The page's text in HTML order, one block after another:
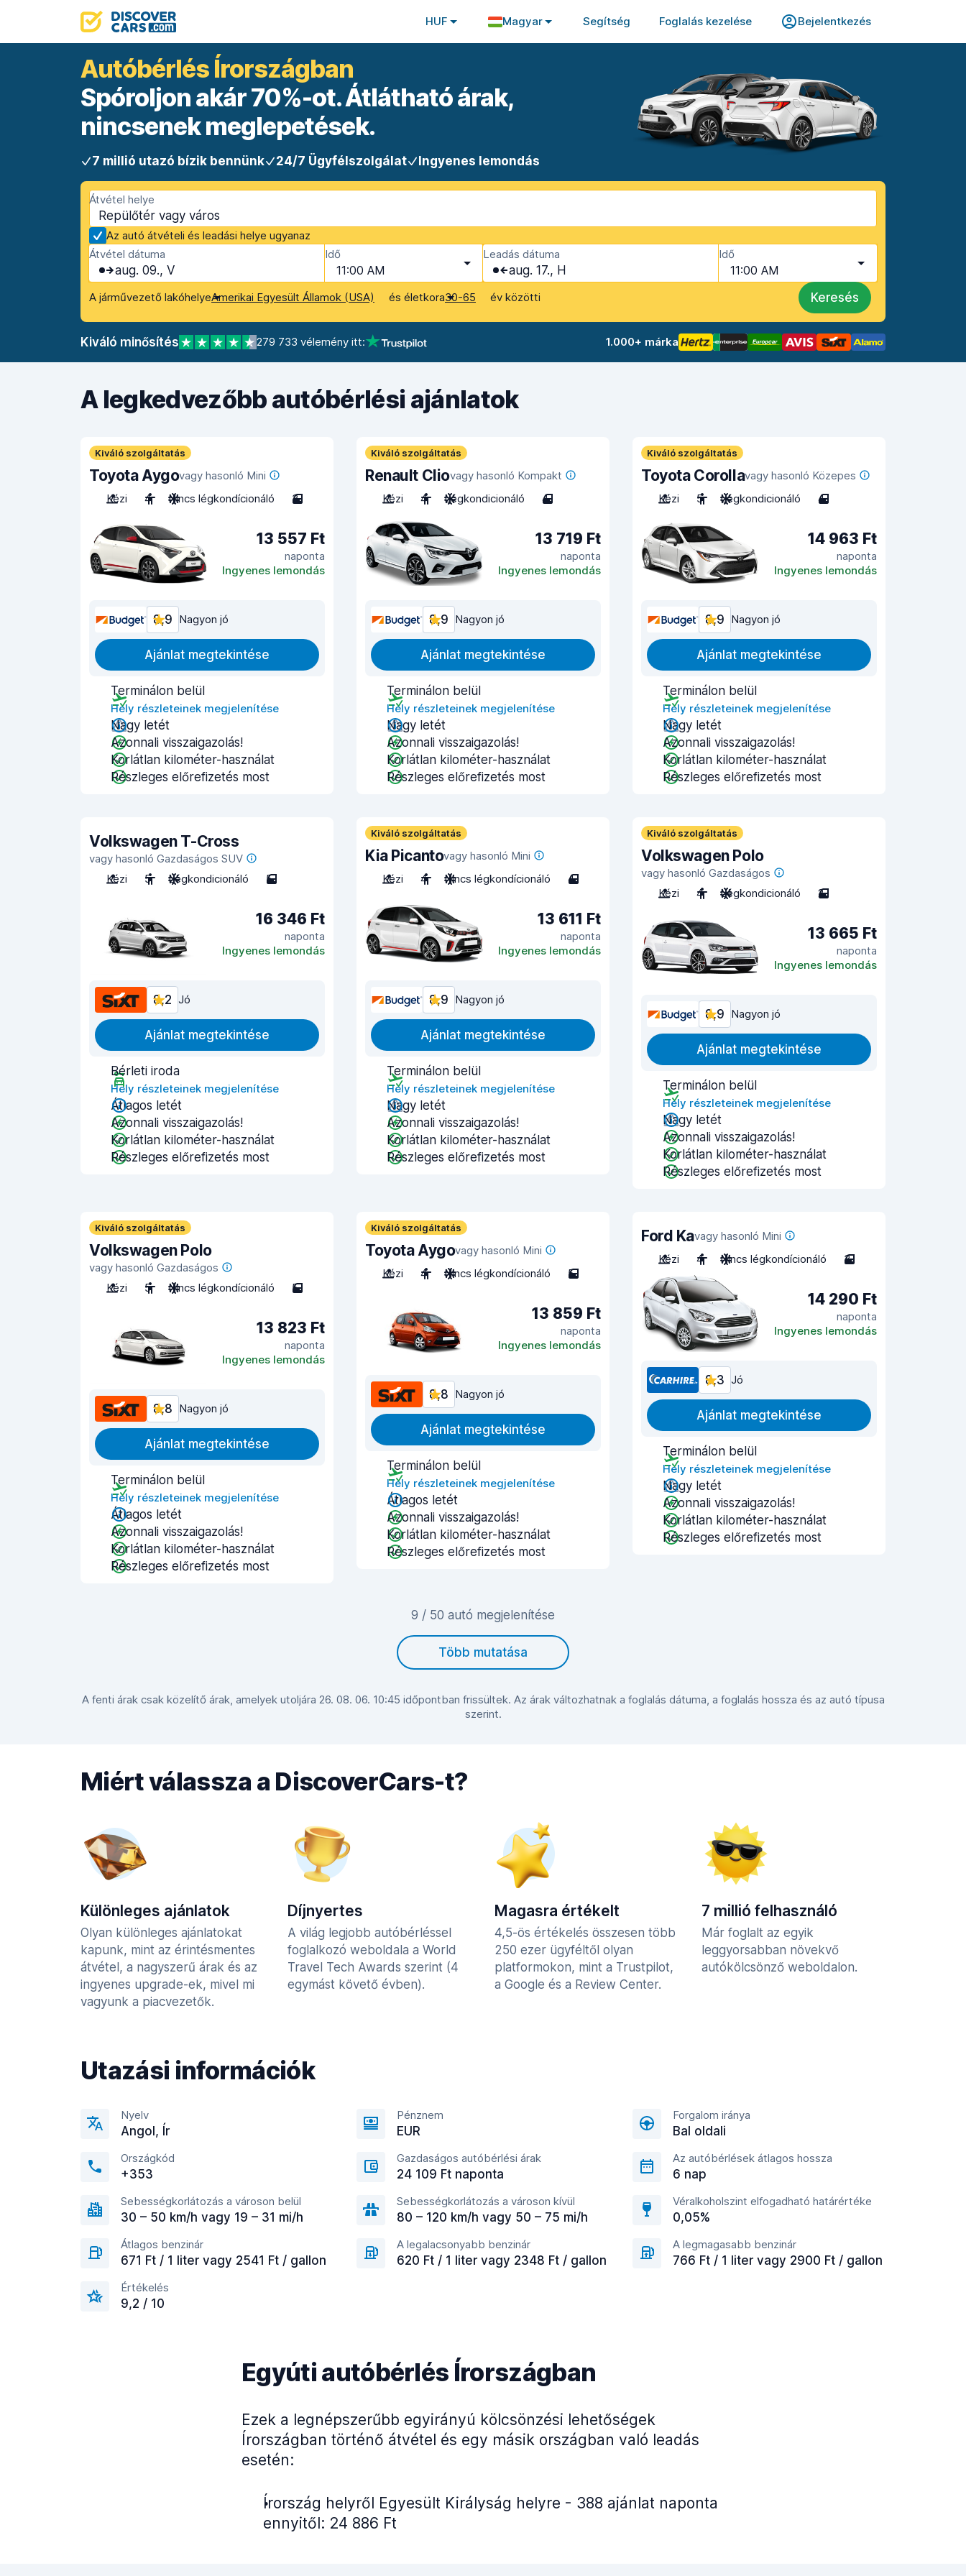
HUF Magyar Segítség Foglalás kezelése Bejelentkezés
Autóbérlés Írországban
Spóroljon akár 70%-ot. Átlátható árak,
nincsenek meglepetések.
7 millió utazó bízik bennünk 24/7 Ügyfélszolgálat Ingyenes lemondás
Átvétel helye
Az autó átvételi és leadási helye ugyanaz
Átvétel dátuma
aug. 09., V
Idő
11:00 AM
Leadás dátuma
aug. 17., H
Idő
11:00 AM
A járművezető lakóhelyeAmerikai Egyesült Államok (USA) és életkora30-65 év közötti Keresés
Kiváló minősítés 279 733 vélemény itt: 1.000+ márka
A legkedvezőbb autóbérlési ajánlatok
Kiváló szolgáltatás
Toyota Aygovagy hasonló Mini
Kézi
4 Nincs légkondícionáló 3
13 557 Ft
naponta
Ingyenes lemondás
8,9 Nagyon jó
Ajánlat megtekintése
Terminálon belül
Hely részleteinek megjelenítése
Nagy letét
Azonnali visszaigazolás!
Korlátlan kilométer-használat
Részleges előrefizetés most
Kiváló szolgáltatás
Renault Cliovagy hasonló Kompakt
Kézi
4 Légkondicionáló 4
13 719 Ft
naponta
Ingyenes lemondás
8,9 Nagyon jó
Ajánlat megtekintése
Terminálon belül
Hely részleteinek megjelenítése
Nagy letét
Azonnali visszaigazolás!
Korlátlan kilométer-használat
Részleges előrefizetés most
Kiváló szolgáltatás
Toyota Corollavagy hasonló Közepes
Kézi
5 Légkondicionáló 4
14 963 Ft
naponta
Ingyenes lemondás
8,9 Nagyon jó
Ajánlat megtekintése
Terminálon belül
Hely részleteinek megjelenítése
Nagy letét
Azonnali visszaigazolás!
Korlátlan kilométer-használat
Részleges előrefizetés most
Volkswagen T-Cross
vagy hasonló Gazdaságos SUV
Kézi
5 Légkondicionáló 5
16 346 Ft
naponta
Ingyenes lemondás
8,2 Jó
Ajánlat megtekintése
Bérleti iroda
Hely részleteinek megjelenítése
Átlagos letét
Azonnali visszaigazolás!
Korlátlan kilométer-használat
Részleges előrefizetés most
Kiváló szolgáltatás
Kia Picantovagy hasonló Mini
Kézi
4 Nincs légkondícionáló 4
13 611 Ft
naponta
Ingyenes lemondás
8,9 Nagyon jó
Ajánlat megtekintése
Terminálon belül
Hely részleteinek megjelenítése
Nagy letét
Azonnali visszaigazolás!
Korlátlan kilométer-használat
Részleges előrefizetés most
Kiváló szolgáltatás
Volkswagen Polo
vagy hasonló Gazdaságos
Kézi
4 Légkondicionáló 2
13 665 Ft
naponta
Ingyenes lemondás
8,9 Nagyon jó
Ajánlat megtekintése
Terminálon belül
Hely részleteinek megjelenítése
Nagy letét
Azonnali visszaigazolás!
Korlátlan kilométer-használat
Részleges előrefizetés most
Kiváló szolgáltatás
Volkswagen Polo
vagy hasonló Gazdaságos
Kézi
5 Nincs légkondícionáló 5
13 823 Ft
naponta
Ingyenes lemondás
8,8 Nagyon jó
Ajánlat megtekintése
Terminálon belül
Hely részleteinek megjelenítése
Átlagos letét
Azonnali visszaigazolás!
Korlátlan kilométer-használat
Részleges előrefizetés most
Kiváló szolgáltatás
Toyota Aygovagy hasonló Mini
Kézi
4 Nincs légkondícionáló 5
13 859 Ft
naponta
Ingyenes lemondás
8,8 Nagyon jó
Ajánlat megtekintése
Terminálon belül
Hely részleteinek megjelenítése
Átlagos letét
Azonnali visszaigazolás!
Korlátlan kilométer-használat
Részleges előrefizetés most
Ford Kavagy hasonló Mini
Kézi
4 Nincs légkondícionáló 3
14 290 Ft
naponta
Ingyenes lemondás
8,3 Jó
Ajánlat megtekintése
Terminálon belül
Hely részleteinek megjelenítése
Nagy letét
Azonnali visszaigazolás!
Korlátlan kilométer-használat
Részleges előrefizetés most
9 / 50 autó megjelenítése
Több mutatása
A fenti árak csak közelítő árak, amelyek utoljára 26. 08. 06. 10:45 időpontban frissültek. Az árak változhatnak a foglalás dátuma, a foglalás hossza és az autó típusa
szerint.
Miért válassza a DiscoverCars-t?
Különleges ajánlatok
Olyan különleges ajánlatokat
kapunk, mint az érintésmentes
átvétel, a nagyszerű árak és az
ingyenes upgrade-ek, mivel mi
vagyunk a piacvezetők.
Díjnyertes
A világ legjobb autóbérléssel
foglalkozó weboldala a World
Travel Tech Awards szerint (4
egymást követő évben).
Magasra értékelt
4,5-ös értékelés összesen több
250 ezer ügyféltől olyan
platformokon, mint a Trustpilot,
a Google és a Review Center.
7 millió felhasználó
Már foglalt az egyik
leggyorsabban növekvő
autókölcsönző weboldalon.
Utazási információk
Nyelv
Angol, Ír
Pénznem
EUR
Forgalom iránya
Bal oldali
Országkód
+353
Gazdaságos autóbérlési árak
24 109 Ft naponta
Az autóbérlések átlagos hossza
6 nap
Sebességkorlátozás a városon belül
30 – 50 km/h vagy 19 – 31 mi/h
Sebességkorlátozás a városon kívül
80 – 120 km/h vagy 50 – 75 mi/h
Véralkoholszint elfogadható határértéke
0,05%
Átlagos benzinár
671 Ft / 1 liter vagy 2541 Ft / gallon
A legalacsonyabb benzinár
620 Ft / 1 liter vagy 2348 Ft / gallon
A legmagasabb benzinár
766 Ft / 1 liter vagy 2900 Ft / gallon
Értékelés
9,2 / 10
Egyúti autóbérlés Írországban
Ezek a legnépszerűbb egyirányú kölcsönzési lehetőségek
Írországban történő átvétel és egy másik országban való leadás
esetén:
Írország helyről Egyesült Királyság helyre - 388 ajánlat naponta
ennyitől: 24 886 Ft